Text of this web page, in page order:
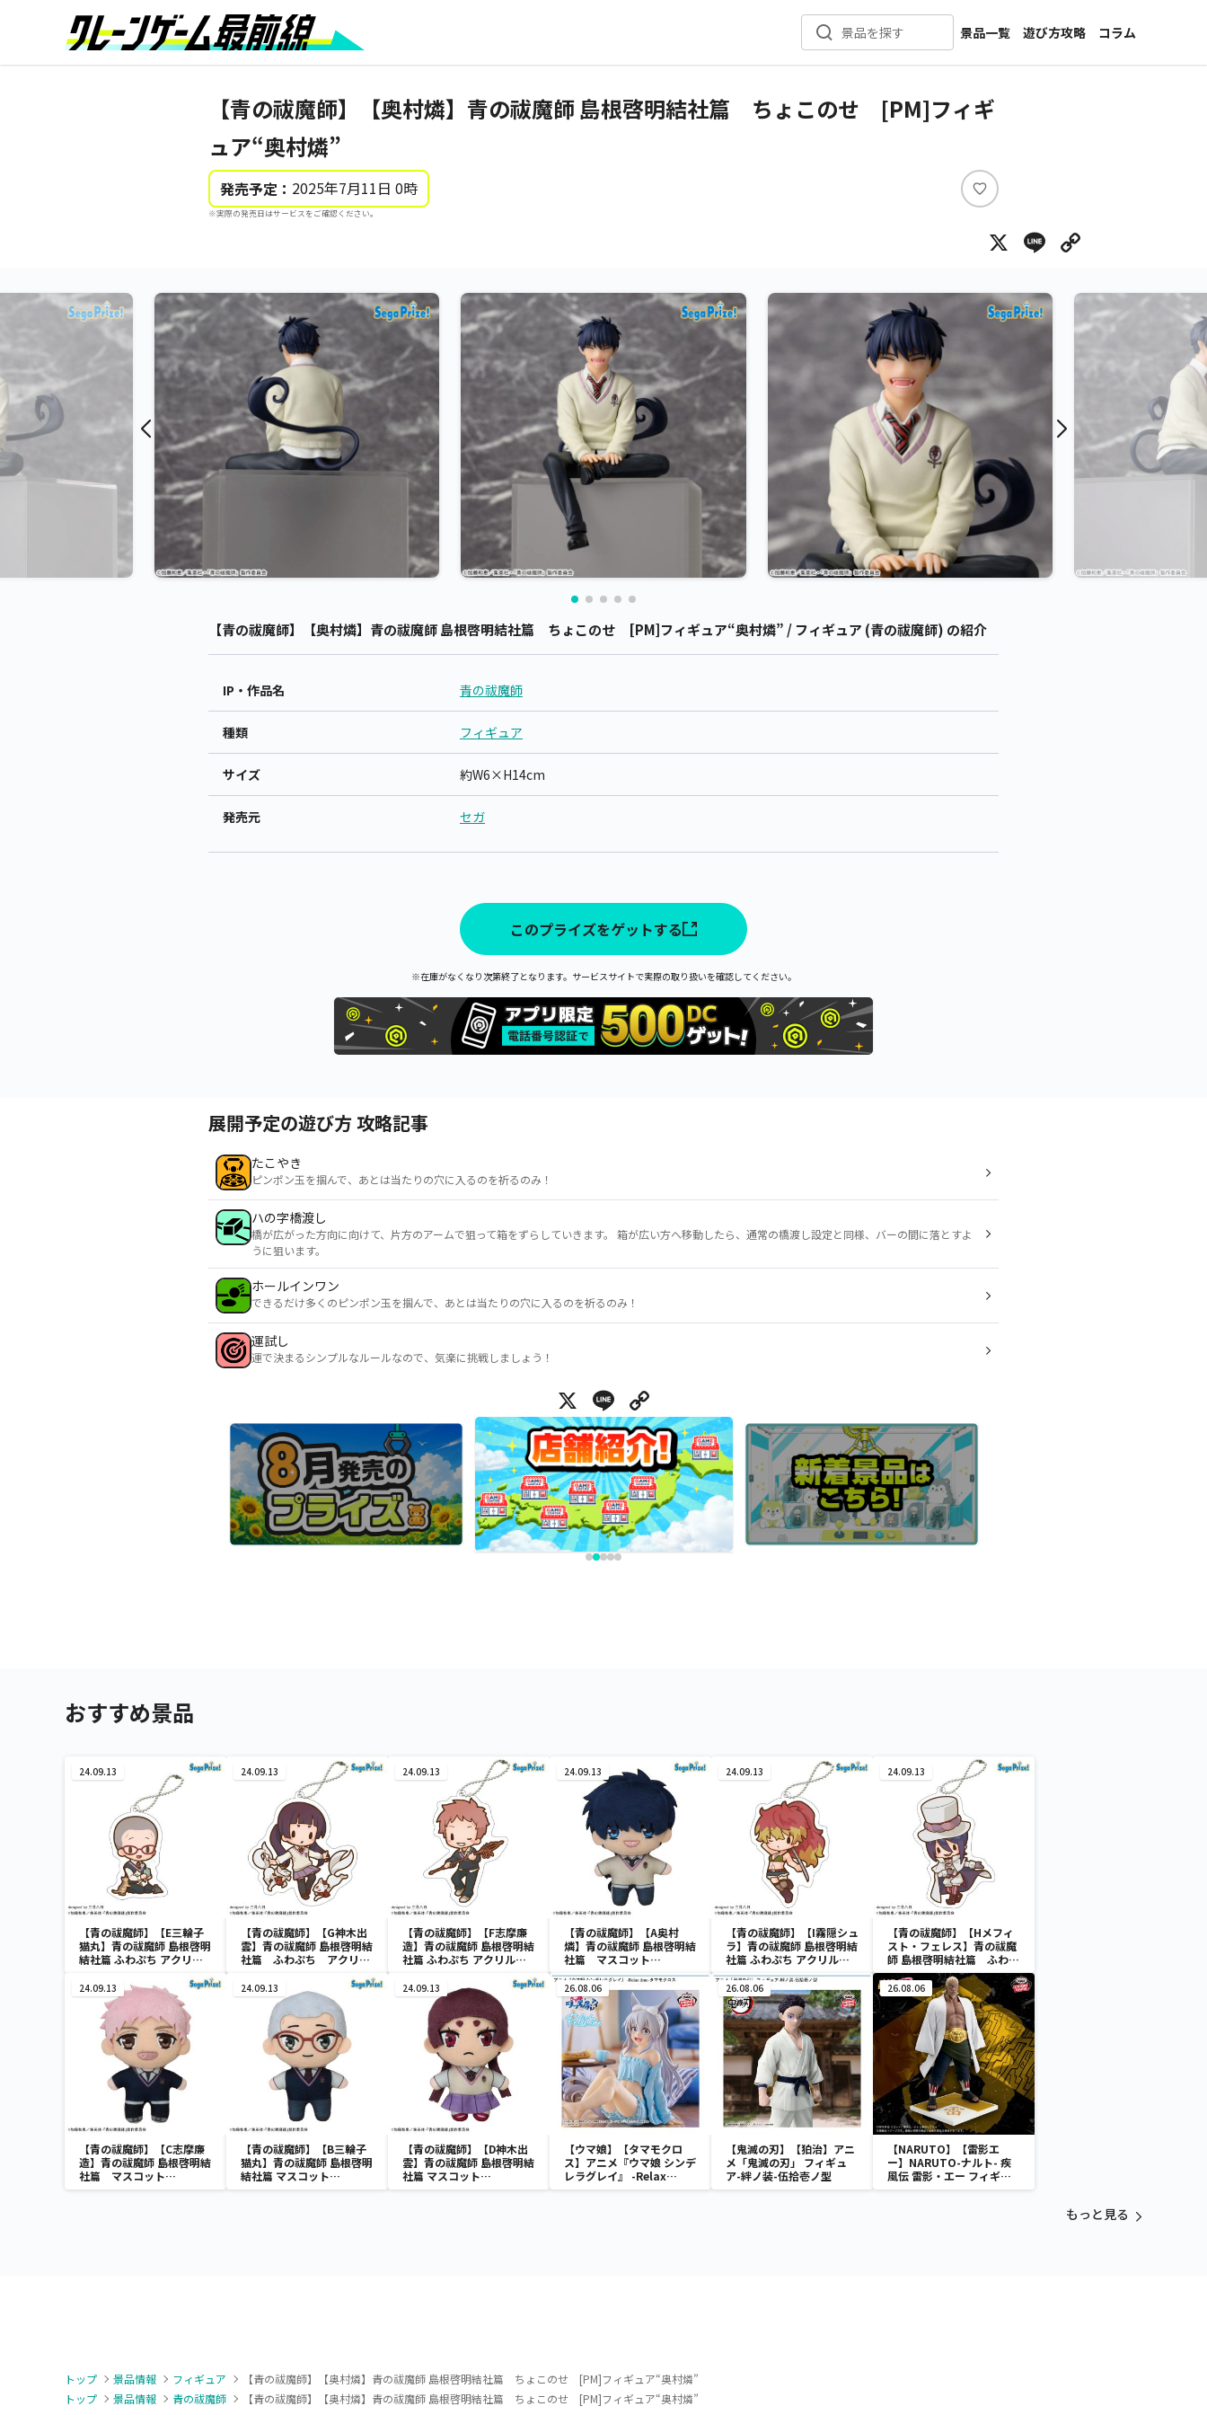
景品を探す
景品一覧
新着景品
カテゴリ一覧
作品名一覧
遊び方攻略
コラム
インタビュー
【青の祓魔師】【奥村燐】青の祓魔師 島根啓明結社篇 ちょこのせ [PM]フィギ
ュア“奥村燐”
発売予定： 2025年7月11日 0時
※実際の発売日はサービスをご確認ください。
い
ね
X Line
【青の祓魔師】【奥村燐】青の祓魔師 島根啓明結社篇 ちょこのせ [PM]フィギュア“奥村燐” / フィギュア (青の祓魔師) の紹介
IP・作品名 青の祓魔師
種類 フィギュア
サイズ 約W6×H14cm
発売元 セガ
このプライズをゲットする
※在庫がなくなり次第終了となります。サービスサイトで実際の取り扱いを確認してください。
展開予定の遊び方 攻略記事
たこやき
ピンポン玉を掴んで、あとは当たりの穴に入るのを祈るのみ！
ハの字橋渡し
橋が広がった方向に向けて、片方のアームで狙って箱をずらしていきます。 箱が広い方へ移動したら、通常の橋渡し設定と同様、バーの間に落とすよ
うに狙います。
ホールインワン
できるだけ多くのピンポン玉を掴んで、あとは当たりの穴に入るのを祈るのみ！
運試し
運で決まるシンプルなルールなので、気楽に挑戦しましょう！
X Line
おすすめ景品
24.09.13
【青の祓魔師】【E三輪子
猫丸】青の祓魔師 島根啓明
結社篇 ふわぷち アクリル
24.09.13
【青の祓魔師】【G神木出
雲】青の祓魔師 島根啓明結
社篇 ふわぷち アクリル
24.09.13
【青の祓魔師】【F志摩廉
造】青の祓魔師 島根啓明結
社篇 ふわぷち アクリルキ
24.09.13
【青の祓魔師】【A奥村
燐】青の祓魔師 島根啓明結
社篇 マスコット
Vol.1（EX）
24.09.13
【青の祓魔師】【I霧隠シュ
ラ】青の祓魔師 島根啓明結
社篇 ふわぷち アクリルキ
ーチェーン
24.09.13
【青の祓魔師】【Hメフィ
スト・フェレス】青の祓魔
師 島根啓明結社篇 ふわぷ
ち アクリルキーチェーン
24.09.13
【青の祓魔師】【C志摩廉
造】青の祓魔師 島根啓明結
社篇 マスコット
Vol.2（EX）
24.09.13
【青の祓魔師】【B三輪子
猫丸】青の祓魔師 島根啓明
結社篇 マスコット
Vol.2（EX）
24.09.13
【青の祓魔師】【D神木出
雲】青の祓魔師 島根啓明結
社篇 マスコット
Vol.2（EX）
26.08.06
【ウマ娘】【タマモクロ
ス】アニメ『ウマ娘 シンデ
レラグレイ』 -Relax
time-タマモクロス
26.08.06
【鬼滅の刃】【狛治】アニ
メ「鬼滅の刃」 フィギュ
ア-絆ノ装-伍拾壱ノ型
26.08.06
【NARUTO】【雷影エ
ー】NARUTO-ナルト- 疾
風伝 雷影・エー フィギュ
ア～五影集結…!!～
もっと見る
トップ 景品情報 フィギュア
【青の祓魔師】【奥村燐】青の祓魔師 島根啓明結社篇 ちょこのせ [PM]フィギュア“奥村燐”
トップ
景品情報 青の祓魔師 【青の祓魔師】【奥村燐】青の祓魔師 島根啓明結社篇 ちょこのせ [PM]フィギュア“奥村燐”